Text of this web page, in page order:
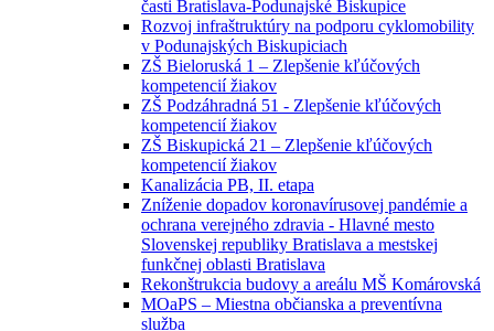
časti Bratislava-Podunajské Biskupice
Rozvoj infraštruktúry na podporu cyklomobility
v Podunajských Biskupiciach
ZŠ Bieloruská 1 – Zlepšenie kľúčových
kompetencií žiakov
ZŠ Podzáhradná 51 - Zlepšenie kľúčových
kompetencií žiakov
ZŠ Biskupická 21 – Zlepšenie kľúčových
kompetencií žiakov
Kanalizácia PB, II. etapa
Zníženie dopadov koronavírusovej pandémie a
ochrana verejného zdravia - Hlavné mesto
Slovenskej republiky Bratislava a mestskej
funkčnej oblasti Bratislava
Rekonštrukcia budovy a areálu MŠ Komárovská
MOaPS – Miestna občianska a preventívna
služba